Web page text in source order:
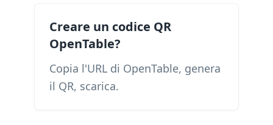
Creare un codice QR
OpenTable?
Copia l'URL di OpenTable, genera
il QR, scarica.